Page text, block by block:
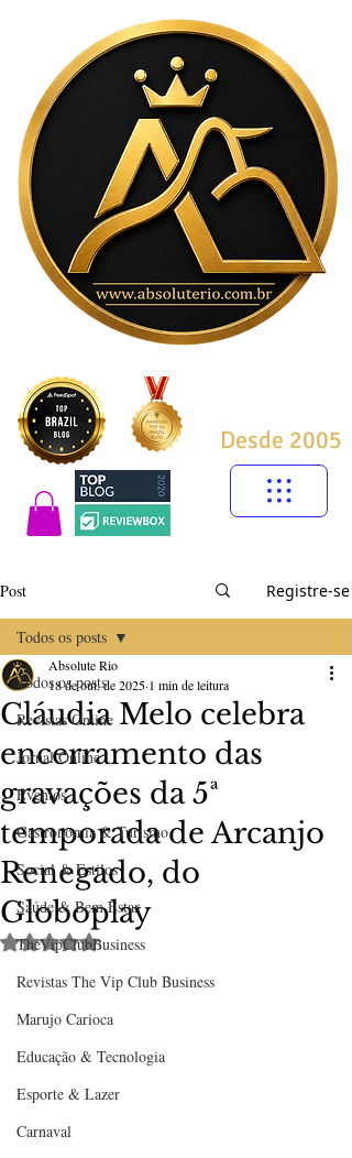
Desde 2005
Post Registre-se
Todos os posts
Revistas Online
Jornal Online
Eventos
Gastronomia & Turismo
Social & Estilos
Saúde & Bem Estar
TheVipClubBusiness
Revistas The Vip Club Business
Marujo Carioca
Educação & Tecnologia
Esporte & Lazer
Carnaval
Todos os posts
Cláudia Melo celebra
encerramento das
gravações da 5ª
temporada de Arcanjo
Renegado, do
Globoplay
Absolute Rio
18 de out. de 2025 1 min de leitura
Avaliado com NaN de 5 estrelas.